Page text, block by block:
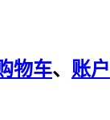
物车、 账户